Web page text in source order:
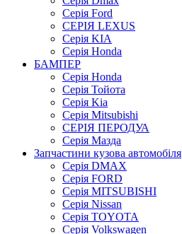
Серія Ford
СЕРІЯ LEXUS
Серія KIA
Серія Honda
БАМПЕР
Серія Honda
Серія Тойота
Серія Kia
Серія Mitsubishi
СЕРІЯ ПЕРОДУА
Серія Мазда
Запчастини кузова автомобіля
Серія DMAX
Серія FORD
Серія MITSUBISHI
Серія Nissan
Серія TOYOTA
Серія Volkswagen